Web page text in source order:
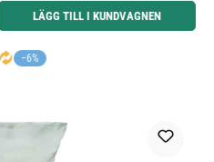
−6%
knapparna för att öka eller minska kvantiteten.
LÄGG TILL I KUNDVAGNEN